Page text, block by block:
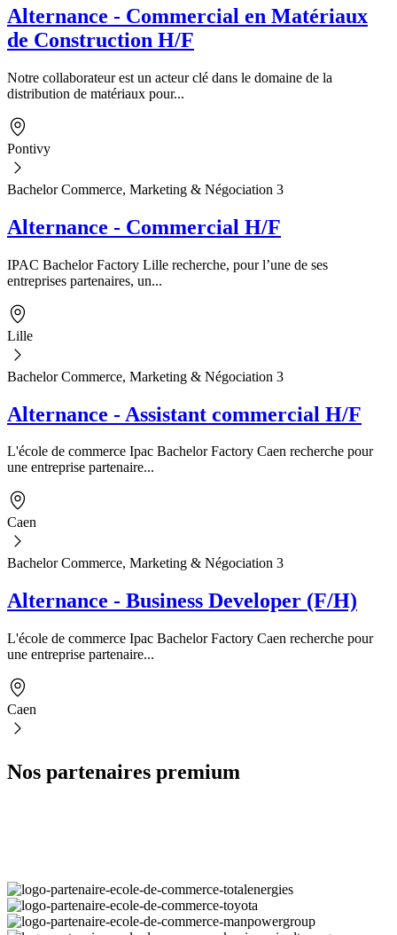
Alternance - Commercial en Matériaux
de Construction H/F
Notre collaborateur est un acteur clé dans le domaine de la
distribution de matériaux pour...
Pontivy
Bachelor Commerce, Marketing & Négociation 3
Alternance - Commercial H/F
IPAC Bachelor Factory Lille recherche, pour l’une de ses
entreprises partenaires, un...
Lille
Bachelor Commerce, Marketing & Négociation 3
Alternance - Assistant commercial H/F
L'école de commerce Ipac Bachelor Factory Caen recherche pour
une entreprise partenaire...
Caen
Bachelor Commerce, Marketing & Négociation 3
Alternance - Business Developer (F/H)
L'école de commerce Ipac Bachelor Factory Caen recherche pour
une entreprise partenaire...
Caen
Nos partenaires premium